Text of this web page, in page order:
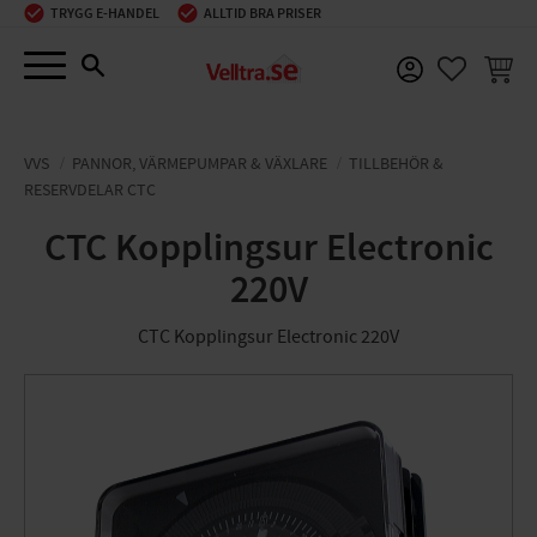
Meny
TRYGG E-HANDEL ALLTID BRA PRISER
VVS PANNOR, VÄRMEPUMPAR & VÄXLARE
TILLBEHÖR &
RESERVDELAR CTC
CTC Kopplingsur Electronic
220V
CTC Kopplingsur Electronic 220V